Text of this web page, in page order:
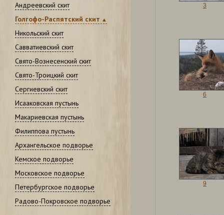
Андреевский скит
Голгофо-Распятский скит
Никольский скит
Савватиевский скит
Свято-Вознесенский скит
Свято-Троицкий скит
Сергиевский скит
Исааковская пустынь
Макариевская пустынь
Филиппова пустынь
Архангельское подворье
Кемское подворье
Московское подворье
Петербургское подворье
Радово-Покровское подворье
3
6
9